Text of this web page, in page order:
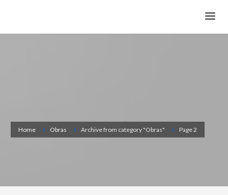
Home Obras Archive from category "Obras" Page 2